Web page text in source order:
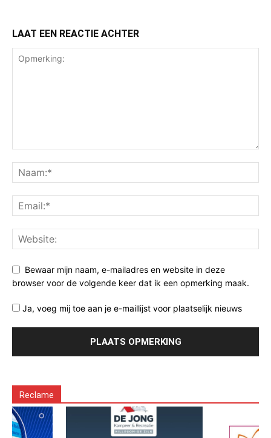
LAAT EEN REACTIE ACHTER
Bewaar mijn naam, e-mailadres en website in deze
browser voor de volgende keer dat ik een opmerking maak.
Ja, voeg mij toe aan je e-maillijst voor plaatselijk nieuws
Reclame